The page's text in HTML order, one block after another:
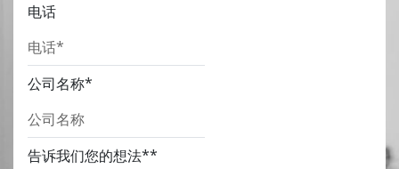
电话
公司名称*
告诉我们您的想法**